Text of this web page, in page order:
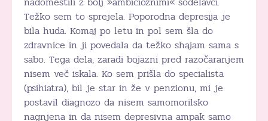
Težko sem to sprejela. Poporodna depresija je
bila huda. Komaj po letu in pol sem šla do
zdravnice in ji povedala da težko shajam sama s
sabo. Tega dela, zaradi bojazni pred razočaranjem
nisem več iskala. Ko sem prišla do specialista
(psihiatra), bil je star in že v penzionu, mi je
postavil diagnozo da nisem samomorilsko
nagnjena in da nisem depresivna ampak samo